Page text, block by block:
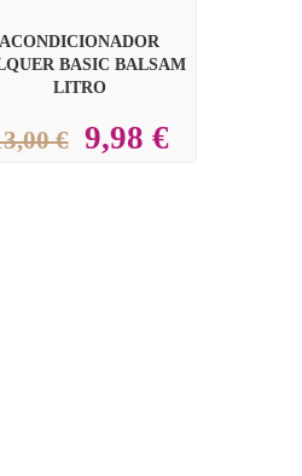
ACONDICIONADOR
BASIC BALSAM
LITRO
€ 9,98 €